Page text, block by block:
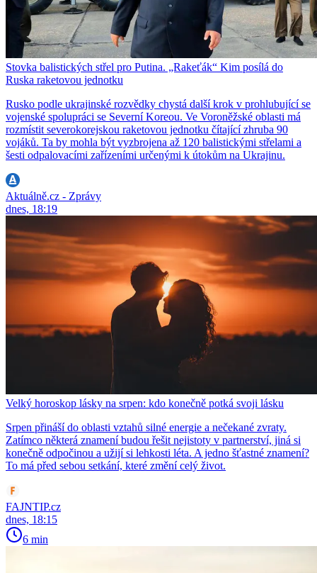
Stovka balistických střel pro Putina. „Rakeťák“ Kim posílá do
Ruska raketovou jednotku
Rusko podle ukrajinské rozvědky chystá další krok v prohlubující se
vojenské spolupráci se Severní Koreou. Ve Voroněžské oblasti má
rozmístit severokorejskou raketovou jednotku čítající zhruba 90
vojáků. Ta by mohla být vyzbrojena až 120 balistickými střelami a
šesti odpalovacími zařízeními určenými k útokům na Ukrajinu.
Aktuálně.cz - Zprávy
dnes, 18:19
Velký horoskop lásky na srpen: kdo konečně potká svoji lásku
Srpen přináší do oblasti vztahů silné energie a nečekané zvraty.
Zatímco některá znamení budou řešit nejistoty v partnerství, jiná si
konečně odpočinou a užijí si lehkosti léta. A jedno šťastné znamení?
To má před sebou setkání, které změní celý život.
FAJNTIP.cz
dnes, 18:15
6 min